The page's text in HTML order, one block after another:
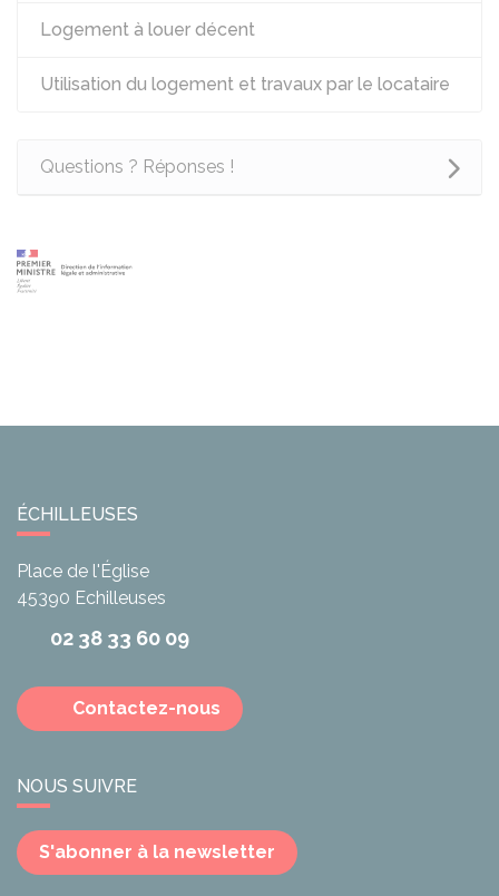
Logement à louer décent
Utilisation du logement et travaux par le locataire
Questions ? Réponses !
ÉCHILLEUSES
Place de l'Église
45390 Echilleuses
02 38 33 60 09
Contactez-nous
NOUS SUIVRE
S'abonner à la newsletter